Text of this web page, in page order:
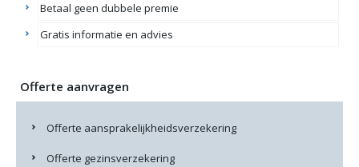
Betaal geen dubbele premie
Gratis informatie en advies
Offerte aanvragen
Offerte aansprakelijkheidsverzekering
Offerte gezinsverzekering